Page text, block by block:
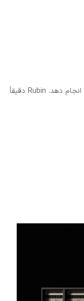
انجام دهد. Rubin دقیقاً